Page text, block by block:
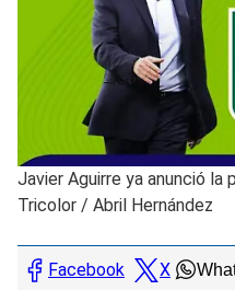
Javier Aguirre ya anunció la
Tricolor / Abril Hernández
Facebook X